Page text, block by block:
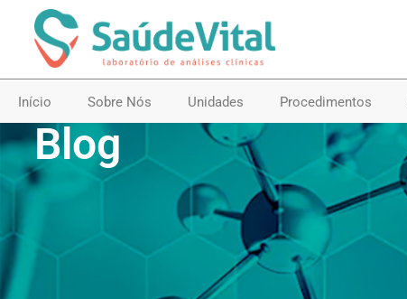
Início Sobre Nós Unidades Procedimentos
Blog